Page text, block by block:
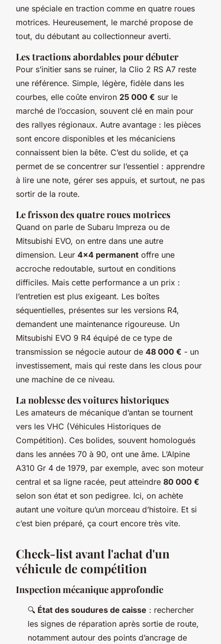
une spéciale en traction comme en quatre roues
motrices. Heureusement, le marché propose de
tout, du débutant au collectionneur averti.
Les tractions abordables pour débuter
Pour s’initier sans se ruiner, la Clio 2 RS A7 reste
une référence. Simple, légère, fidèle dans les
courbes, elle coûte environ 25 000 € sur le
marché de l’occasion, souvent clé en main pour
des rallyes régionaux. Autre avantage : les pièces
sont encore disponibles et les mécaniciens
connaissent bien la bête. C’est du solide, et ça
permet de se concentrer sur l’essentiel : apprendre
à lire une note, gérer ses appuis, et surtout, ne pas
sortir de la route.
Le frisson des quatre roues motrices
Quand on parle de Subaru Impreza ou de
Mitsubishi EVO, on entre dans une autre
dimension. Leur 4x4 permanent offre une
accroche redoutable, surtout en conditions
difficiles. Mais cette performance a un prix :
l’entretien est plus exigeant. Les boîtes
séquentielles, présentes sur les versions R4,
demandent une maintenance rigoureuse. Un
Mitsubishi EVO 9 R4 équipé de ce type de
transmission se négocie autour de 48 000 € - un
investissement, mais qui reste dans les clous pour
une machine de ce niveau.
La noblesse des voitures historiques
Les amateurs de mécanique d’antan se tournent
vers les VHC (Véhicules Historiques de
Compétition). Ces bolides, souvent homologués
dans les années 70 à 90, ont une âme. L’Alpine
A310 Gr 4 de 1979, par exemple, avec son moteur
central et sa ligne racée, peut atteindre 80 000 €
selon son état et son pedigree. Ici, on achète
autant une voiture qu’un morceau d’histoire. Et si
c’est bien préparé, ça court encore très vite.
Check-list avant l'achat d'un
véhicule de compétition
Inspection mécanique approfondie
🔍 État des soudures de caisse : rechercher
les signes de réparation après sortie de route,
notamment autour des points d’ancrage de